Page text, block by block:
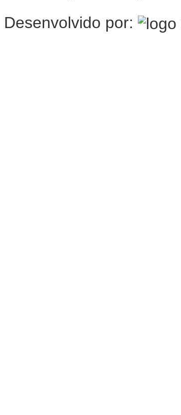
por: